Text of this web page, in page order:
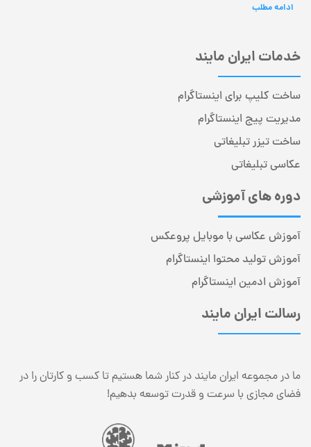
ادامه مطلب
خدمات ایران مایند
ساخت کلیپ برای اینستاگرام
مدیریت پیج اینستاگرام
ساخت تیزر تبلیغاتی
عکاسی تبلیغاتی
دوره های آموزشی
آموزش عکاسی با موبایل پروعکس
آموزش تولید محتوا اینستاگرام
آموزش ادمین اینستاگرام
رسالت ایران مایند
ما در مجموعه ایران مایند در کنار شما هستیم تا کسب و کارتان را در
فضای مجازی با سرعت و قدرت توسعه بدهیم!